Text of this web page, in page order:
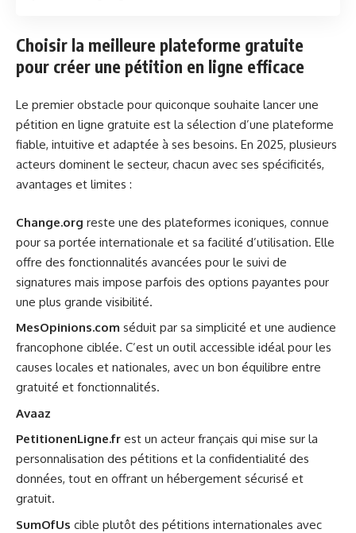
Choisir la meilleure plateforme gratuite
pour créer une pétition en ligne efficace
Le premier obstacle pour quiconque souhaite lancer une
pétition en ligne gratuite est la sélection d’une plateforme
fiable, intuitive et adaptée à ses besoins. En 2025, plusieurs
acteurs dominent le secteur, chacun avec ses spécificités,
avantages et limites :
Change.org reste une des plateformes iconiques, connue
pour sa portée internationale et sa facilité d’utilisation. Elle
offre des fonctionnalités avancées pour le suivi de
signatures mais impose parfois des options payantes pour
une plus grande visibilité.
MesOpinions.com séduit par sa simplicité et une audience
francophone ciblée. C’est un outil accessible idéal pour les
causes locales et nationales, avec un bon équilibre entre
gratuité et fonctionnalités.
Avaaz
PetitionenLigne.fr est un acteur français qui mise sur la
personnalisation des pétitions et la confidentialité des
données, tout en offrant un hébergement sécurisé et
gratuit.
SumOfUs cible plutôt des pétitions internationales avec